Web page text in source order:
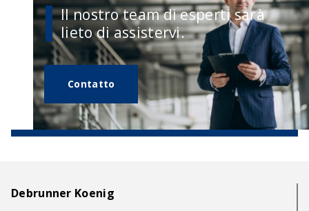
Il nostro team di esperti sarà
lieto di assistervi.
Contatto
Debrunner Koenig